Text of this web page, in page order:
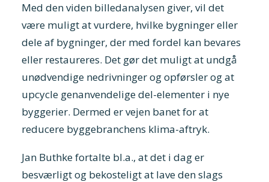
Med den viden billedanalysen giver, vil det
være muligt at vurdere, hvilke bygninger eller
dele af bygninger, der med fordel kan bevares
eller restaureres. Det gør det muligt at undgå
unødvendige nedrivninger og opførsler og at
upcycle genanvendelige del-elementer i nye
byggerier. Dermed er vejen banet for at
reducere byggebranchens klima-aftryk.
Jan Buthke fortalte bl.a., at det i dag er
besværligt og bekosteligt at lave den slags